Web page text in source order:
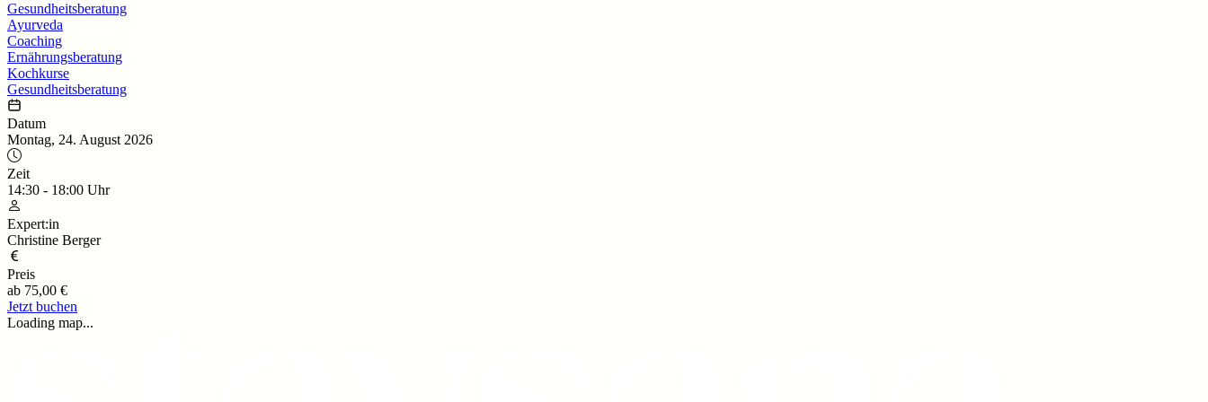
Gesundheitsberatung
Ayurveda
Coaching
Ernährungsberatung
Kochkurse
Gesundheitsberatung
Datum
Montag, 24. August 2026
Zeit
14:30 - 18:00 Uhr
Expert:in
Christine Berger
Preis
ab 75,00 €
Jetzt buchen
Loading map...